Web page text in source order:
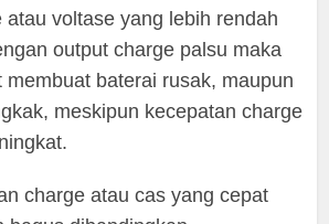
atau voltase yang lebih rendah
output charge palsu maka
membuat baterai rusak, maupun
meskipun kecepatan charge
charge atau cas yang cepat